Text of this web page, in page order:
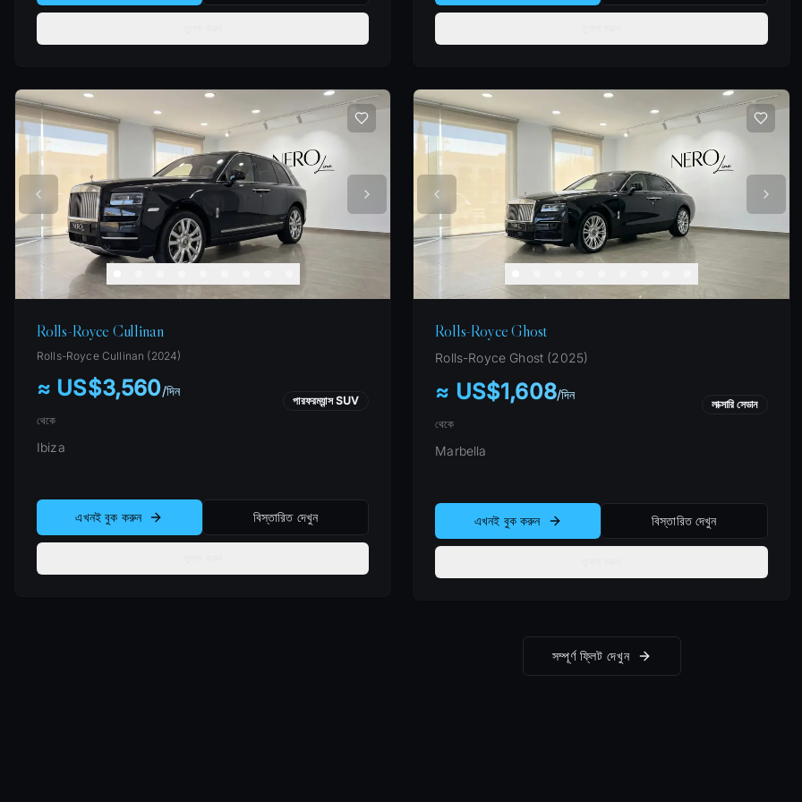
Rolls-Royce Cullinan
Rolls-Royce Cullinan (2024)
≈ US$3,560/দিন
থেকে
পারফরম্যান্স SUV
Ibiza
এখনই বুক করুন বিস্তারিত দেখুন
Rolls-Royce Ghost
Rolls-Royce Ghost (2025)
≈ US$1,608/দিন
থেকে
লাক্সারি সেডান
Marbella
এখনই বুক করুন বিস্তারিত দেখুন
সম্পূর্ণ ফ্লিট দেখুন